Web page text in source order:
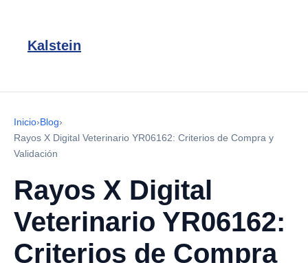
Kalstein
Inicio›Blog›
Rayos X Digital Veterinario YR06162: Criterios de Compra y
Validación
Rayos X Digital
Veterinario YR06162:
Criterios de Compra